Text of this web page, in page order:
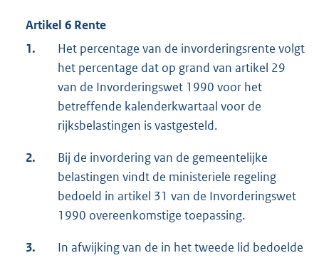
Artikel 6 Rente
1.
Het percentage van de invorderingsrente volgt
het percentage dat op grand van artikel 29
van de Invorderingswet 1990 voor het
betreffende kalenderkwartaal voor de
rijksbelastingen is vastgesteld.
2.
Bij de invordering van de gemeentelijke
belastingen vindt de ministeriele regeling
bedoeld in artikel 31 van de Invorderingswet
1990 overeenkomstige toepassing.
3. In afwijking van de in het tweede lid bedoelde